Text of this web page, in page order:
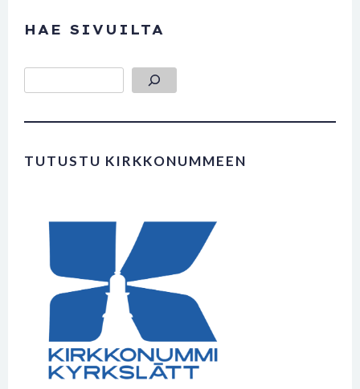
HAE SIVUILTA
TUTUSTU KIRKKONUMMEEN